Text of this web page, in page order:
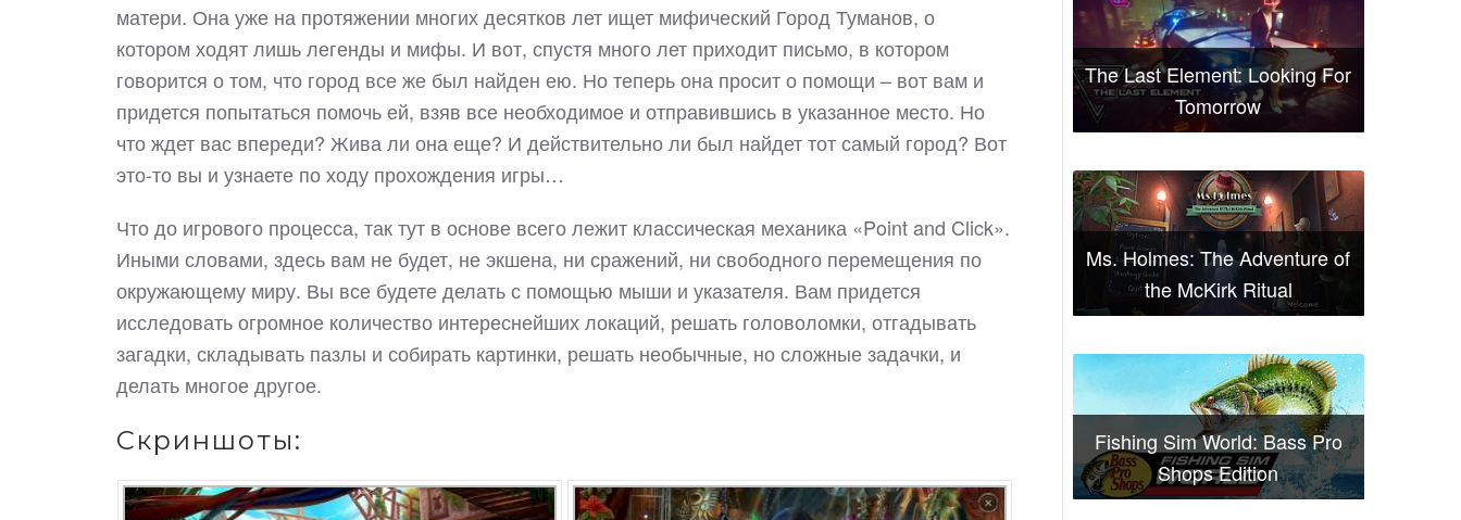
матери. Она уже на протяжении многих десятков лет ищет мифический Город Туманов, о
котором ходят лишь легенды и мифы. И вот, спустя много лет приходит письмо, в котором
говорится о том, что город все же был найден ею. Но теперь она просит о помощи – вот вам и
придется попытаться помочь ей, взяв все необходимое и отправившись в указанное место. Но
что ждет вас впереди? Жива ли она еще? И действительно ли был найдет тот самый город? Вот
это-то вы и узнаете по ходу прохождения игры…
Что до игрового процесса, так тут в основе всего лежит классическая механика «Point and Click».
Иными словами, здесь вам не будет, не экшена, ни сражений, ни свободного перемещения по
окружающему миру. Вы все будете делать с помощью мыши и указателя. Вам придется
исследовать огромное количество интереснейших локаций, решать головоломки, отгадывать
загадки, складывать пазлы и собирать картинки, решать необычные, но сложные задачки, и
делать многое другое.
Скриншоты:
The Last Element: Looking For
Tomorrow
Ms. Holmes: The Adventure of
the McKirk Ritual
Fishing Sim World: Bass Pro
Shops Edition